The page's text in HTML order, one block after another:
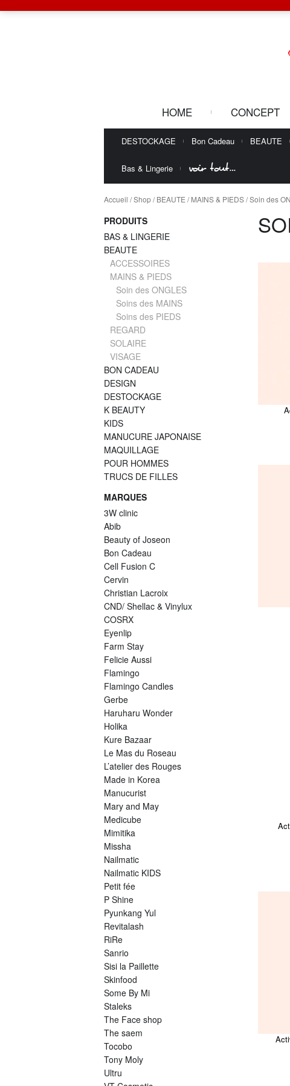
HOME CONCEPT
DESTOCKAGE Bon Cadeau BEAUTE
Bas & Lingerie voir tout…
Accueil /Shop/BEAUTE /MAINS & PIEDS/ Soin des
PRODUITS
BAS & LINGERIE
BEAUTE
ACCESSOIRES
MAINS & PIEDS
Soin des ONGLES
Soins des MAINS
Soins des PIEDS
REGARD
SOLAIRE
VISAGE
BON CADEAU
DESIGN
DESTOCKAGE
K BEAUTY
KIDS
MANUCURE JAPONAISE
MAQUILLAGE
POUR HOMMES
TRUCS DE FILLES
MARQUES
3W clinic
Abib
Beauty of Joseon
Bon Cadeau
Cell Fusion C
Cervin
Christian Lacroix
CND/ Shellac & Vinylux
COSRX
Eyenlip
Farm Stay
Felicie Aussi
Flamingo
Flamingo Candles
Gerbe
Haruharu Wonder
Holika
Kure Bazaar
Le Mas du Roseau
L’atelier des Rouges
Made in Korea
Manucurist
Mary and May
Medicube
Mimitika
Missha
Nailmatic
Nailmatic KIDS
Petit fée
P Shine
Pyunkang Yul
Revitalash
RiRe
Sanrio
Sisi la Paillette
Skinfood
Some By Mi
Staleks
The Face shop
The saem
Tocobo
Tony Moly
Ultru